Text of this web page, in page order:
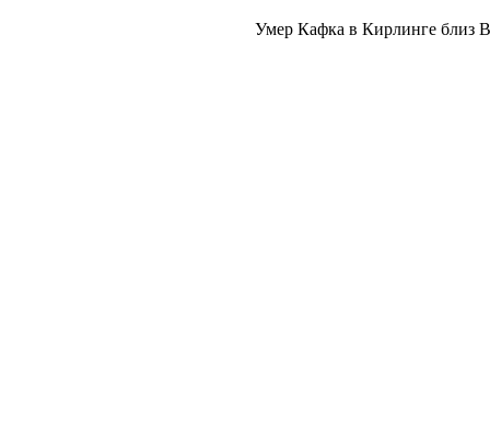
Умер Кафка в Кирлинге близ